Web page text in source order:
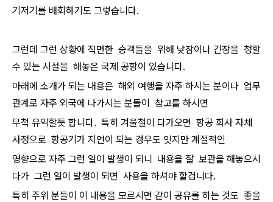
기저기를 배회하기도 그렇습니다.
그런데 그런 상황에 직면한 승객들을 위해 낮잠이나 긴잠을 청할
수 있는 시설을 해놓은 국제 공항이 있습니다.
아래에 소개가 되는 내용은 해외 여행을 자주 하시는 분이나 업무
관계로 자주 외국에 나가시는 분들이 참고를 하시면
무척 유익할듯 합니다. 특히 겨울철이 다가오면 항공 회사 자체
사정으로 항공기가 지연이 되는 경우도 잇지만 계절적인
영향으로 자주 그런 일이 발생이 되니 내용을 잘 보관을 해놓으시
다가 그런 일이 발생이 되면 사용을 하셔야 할겁니다.
특히 주위 분들이 이 내용을 모르시면 같이 공유를 하는 것도 좋을